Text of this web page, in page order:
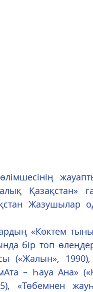
Қазақстан»
бір топ
(«Жалын»,
– Һауа Ана»
«Төбемнен